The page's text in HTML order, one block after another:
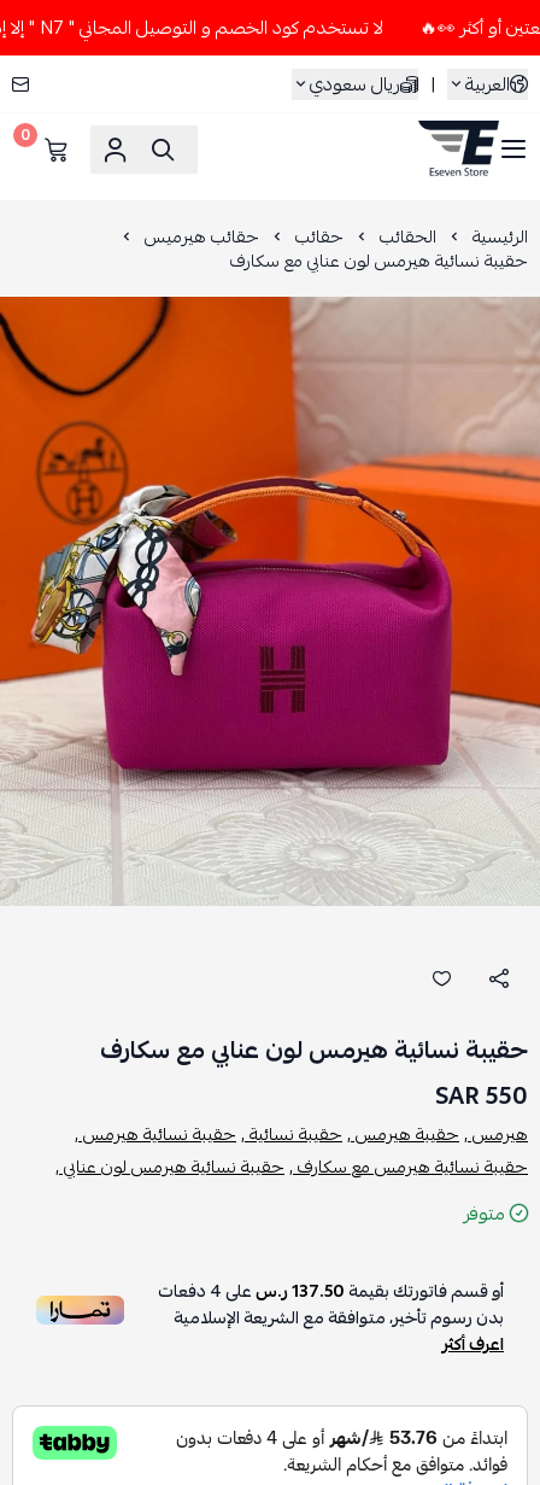
لا تستخدم كود الخصم و التوصيل المجاني " N7 " إلا إذا طلبت قطعتين أو أكثر 👀🔥
العربية
| ريال سعودي
ESEVEN STORE
0
الرئيسية الحقائب حقائب حقائب هيرميس
حقيبة نسائية هيرمس لون عنابي مع سكارف
حقيبة نسائية هيرمس لون عنابي مع سكارف
550 SAR
هيرمس ,حقيبة هيرمس ,حقيبة نسائية ,حقيبة نسائية هيرمس ,
حقيبة نسائية هيرمس مع سكارف ,حقيبة نسائية هيرمس لون عنابي ,
متوفر
أو قسم فاتورتك بقيمة137.50 ر.س على4دفعات
بدون رسوم تأخير، متوافقة مع الشريعة الإسلامية
اعرف أكثر